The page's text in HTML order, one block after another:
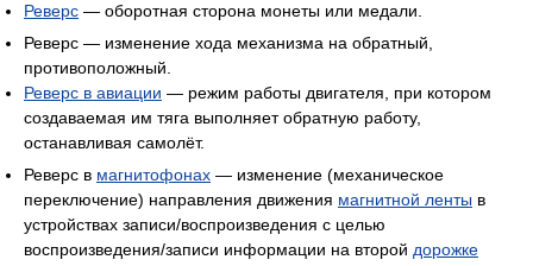
Реверс — оборотная сторона монеты или медали.
Реверс — изменение хода механизма на обратный,
противоположный.
Реверс в авиации — режим работы двигателя, при котором
создаваемая им тяга выполняет обратную работу,
останавливая самолёт.
Реверс в магнитофонах — изменение (механическое
переключение) направления движения магнитной ленты в
устройствах записи/воспроизведения с целью
воспроизведения/записи информации на второй дорожке